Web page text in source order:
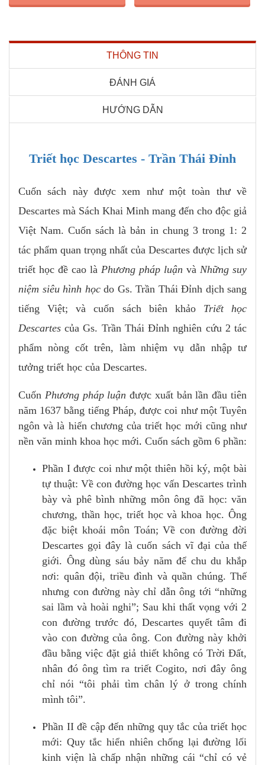
THÔNG TIN
ĐÁNH GIÁ
HƯỚNG DẪN
Triết học Descartes - Trần Thái Đỉnh
Cuốn sách này được xem như một toàn thư về
Descartes mà Sách Khai Minh mang đến cho độc giả
Việt Nam. Cuốn sách là bản in chung 3 trong 1: 2
tác phẩm quan trọng nhất của Descartes được lịch sử
triết học đề cao là Phương pháp luận và Những suy
niệm siêu hình học do Gs. Trần Thái Đỉnh dịch sang
tiếng Việt; và cuốn sách biên khảo Triết học
Descartescủa Gs. Trần Thái Đỉnh nghiên cứu 2 tác
phẩm nòng cốt trên, làm nhiệm vụ dẫn nhập tư
tưởng triết học của Descartes.
Cuốn Phương pháp luậnđược xuất bản lần đầu tiên
năm 1637 bằng tiếng Pháp, được coi như một Tuyên
ngôn và là hiến chương của triết học mới cũng như
nền văn minh khoa học mới. Cuốn sách gồm 6 phần:
Phần I được coi như một thiên hồi ký, một bài
tự thuật: Về con đường học vấn Descartes trình
bày và phê bình những môn ông đã học: văn
chương, thần học, triết học và khoa học. Ông
đặc biệt khoái môn Toán; Về con đường đời
Descartes gọi đây là cuốn sách vĩ đại của thế
giới. Ông dùng sáu bảy năm để chu du khắp
nơi: quân đội, triều đình và quần chúng. Thế
nhưng con đường này chỉ dẫn ông tới “những
sai lầm và hoài nghi”; Sau khi thất vọng với 2
con đường trước đó, Descartes quyết tâm đi
vào con đường của ông. Con đường này khởi
đầu bằng việc đặt giả thiết không có Trời Đất,
nhân đó ông tìm ra triết Cogito, nơi đây ông
chỉ nói “tôi phải tìm chân lý ở trong chính
mình tôi”.
Phần II đề cập đến những quy tắc của triết học
mới: Quy tắc hiển nhiên chống lại đường lối
kinh viện là chấp nhận những cái “chỉ có vẻ